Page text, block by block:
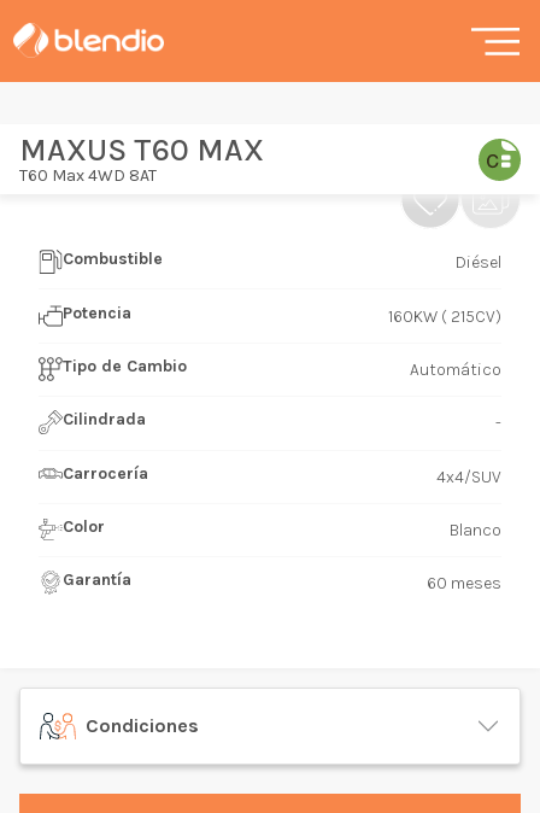
MAXUS T60 MAX
T60 Max 4WD 8AT
Condiciones
Combustible Diésel
Potencia 160KW ( 215CV)
Tipo de Cambio Automático
Cilindrada -
Carrocería 4x4/SUV
Color Blanco
Garantía 60 meses